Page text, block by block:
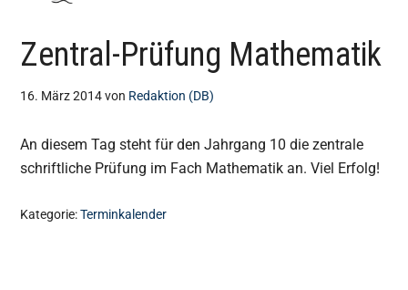
St.
Ursula
Realschule
Attendorn
Kompetenz,
Persönlichkeit,
Chancen
Zentral-Prüfung Mathematik
16. März 2014von Redaktion (DB)
An diesem Tag steht für den Jahrgang 10 die zentrale
schriftliche Prüfung im Fach Mathematik an. Viel Erfolg!
Kategorie:Terminkalender